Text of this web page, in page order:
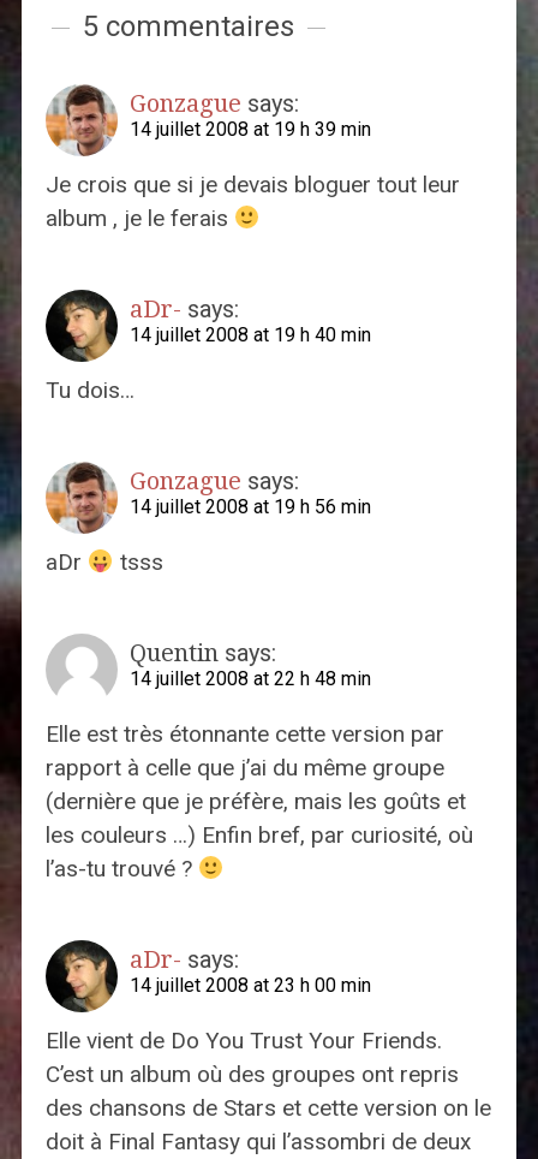
5 commentaires
Gonzague says:
14 juillet 2008 at 19 h 39 min
Je crois que si je devais bloguer tout leur
album , je le ferais
aDr- says:
14 juillet 2008 at 19 h 40 min
Tu dois…
Gonzague says:
14 juillet 2008 at 19 h 56 min
aDr tsss
Quentin says:
14 juillet 2008 at 22 h 48 min
Elle est très étonnante cette version par
rapport à celle que j’ai du même groupe
(dernière que je préfère, mais les goûts et
les couleurs …) Enfin bref, par curiosité, où
l’as-tu trouvé ?
aDr- says:
14 juillet 2008 at 23 h 00 min
Elle vient de Do You Trust Your Friends.
C’est un album où des groupes ont repris
des chansons de Stars et cette version on le
doit à Final Fantasy qui l’assombri de deux